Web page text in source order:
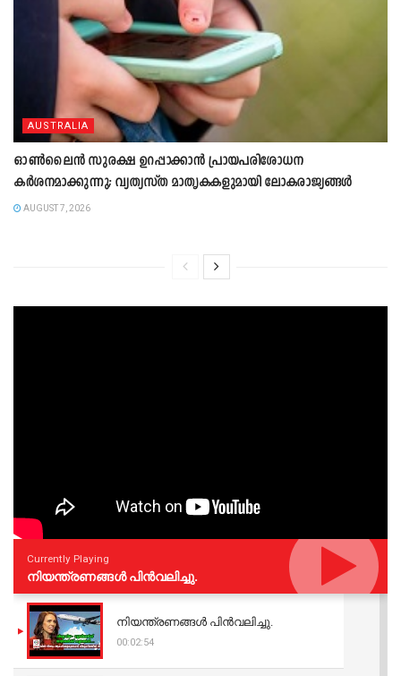
AUSTRALIA
ഓൺലൈൻ സുരക്ഷ ഉറപ്പാക്കാൻ പ്രായപരിശോധന
കർശനമാക്കുന്നു; വ്യത്യസ്ത മാതൃകകളുമായി ലോകരാജ്യങ്ങൾ
AUGUST 7, 2026
Currently Playing
നിയന്ത്രണങ്ങള്‍ പിന്‍വലിച്ചു.
നിയന്ത്രണങ്ങള്‍ പിന്‍വലിച്ചു.
00:02:54